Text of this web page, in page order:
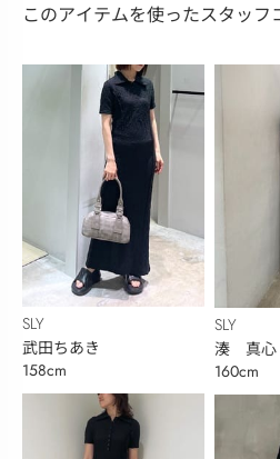
このアイテムを使ったスタッフ
SLY
武田ちあき
158cm
SLY
湊 真心
160cm